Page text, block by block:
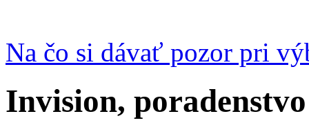
Na čo si dávať pozor pri
Invision,